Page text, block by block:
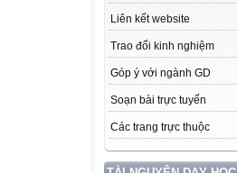
Liên kết website
Trao đổi kinh nghiệm
Góp ý với ngành GD
Soạn bài trực tuyến
Các trang trực thuộc